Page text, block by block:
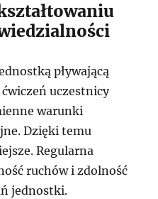
pływającą
uczestnicy
warunki
Dzięki temu
Regularna
ruchów i zdolność
jednostki.